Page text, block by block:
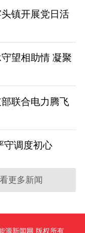
镇开展党日活
望相助情 凝聚
联合电力腾飞
守调度初心
更多新闻
源新闻网 版权所有